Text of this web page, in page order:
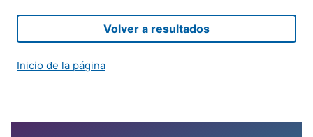
Volver a resultados
Inicio de la página